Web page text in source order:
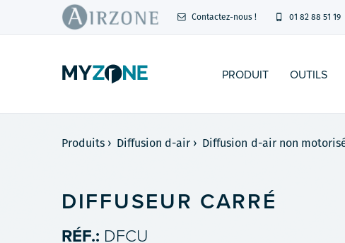
Contactez-nous ! 01 82 88 51 19
PRODUIT OUTILS
Produits › Diffusion d-air › Diffusion d-air non
DIFFUSEUR CARRÉ
RÉF.: DFCU